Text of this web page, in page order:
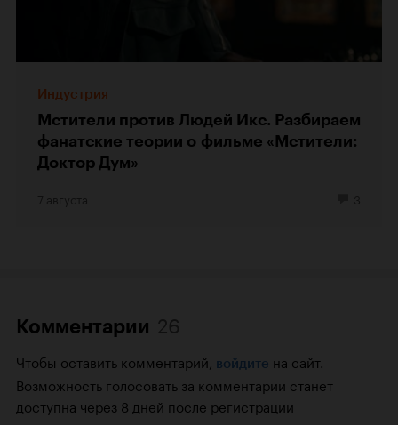
Индустрия
Мстители против Людей Икс. Разбираем
фанатские теории о фильме «Мстители:
Доктор Дум»
Комментарии
Чтобы оставить комментарий, войдите на сайт.
Возможность голосовать за комментарии станет
доступна через 8 дней после регистрации